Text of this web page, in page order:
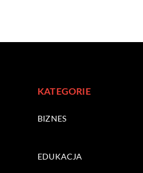
KATEGORIE
BIZNES
EDUKACJA